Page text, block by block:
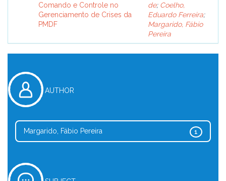
Comando e Controle no
Gerenciamento de Crises da
PMDF
de; Coelho,
Eduardo Ferreira;
Margarido, Fábio
Pereira
AUTHOR
1
Margarido, Fábio Pereira